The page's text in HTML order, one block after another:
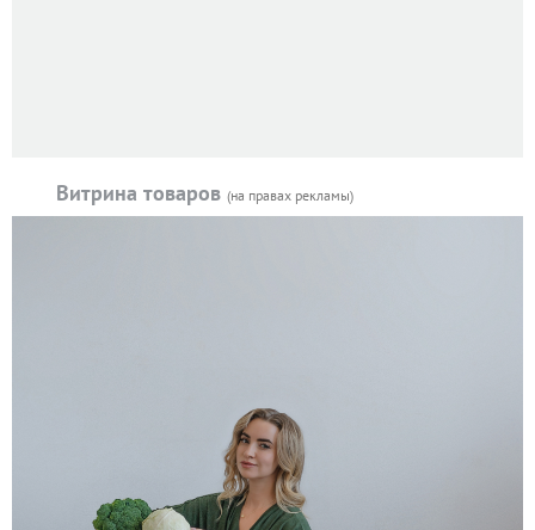
Витрина товаров (на правах рекламы)